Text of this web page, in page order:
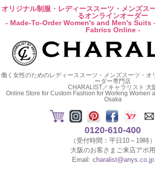
オリジナル制服・レディーススーツ・メンズス
るオンラインオーダー
- Made-To-Order Women's and Men's Suits
Fabrics Online -
働く女性のためのレディーススーツ・メンズスーツ・オ
ーダー専門店
CHARALIST／キャラリスト 大
Online Store for Custom Fashion for Working Women
Osaka
0120-610-400
（受付時間：平日10～19時）
大阪のお客さまご来店アポ用
Email: charalist@anys.co.jp